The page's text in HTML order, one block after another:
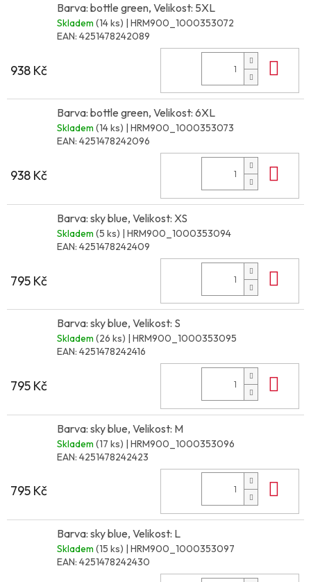
Barva: bottle green, Velikost: 5XL
Skladem (14 ks) | HRM900_1000353072
EAN: 4251478242089
938 Kč
Barva: bottle green, Velikost: 6XL
Skladem (14 ks) | HRM900_1000353073
EAN: 4251478242096
938 Kč
Barva: sky blue, Velikost: XS
Skladem (5 ks) | HRM900_1000353094
EAN: 4251478242409
795 Kč
Barva: sky blue, Velikost: S
Skladem (26 ks) | HRM900_1000353095
EAN: 4251478242416
795 Kč
Barva: sky blue, Velikost: M
Skladem (17 ks) | HRM900_1000353096
EAN: 4251478242423
795 Kč
Barva: sky blue, Velikost: L
Skladem (15 ks) | HRM900_1000353097
EAN: 4251478242430